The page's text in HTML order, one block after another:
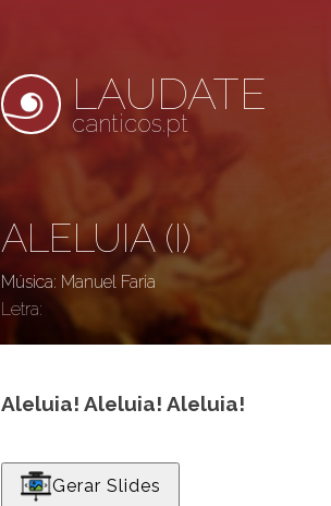
LAUDATE
canticos.pt
ALELUIA (I)
Música: Manuel Faria
Letra:
Aleluia! Aleluia! Aleluia!
Gerar Slides